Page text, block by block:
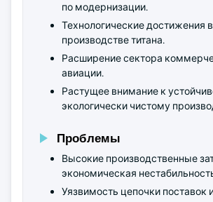
по модернизации.
Технологические достижения
производстве титана.
Расширение сектора
авиации.
Растущее внимание к
экологически чистому
Проблемы
Высокие производственные
экономическая
Уязвимость цепочки поставок